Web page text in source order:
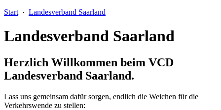
Start · Landesverband Saarland
Landesverband Saarland
Herzlich Willkommen beim VCD
Landesverband Saarland.
Lass uns gemeinsam dafür sorgen, endlich die Weichen für die
Verkehrswende zu stellen: